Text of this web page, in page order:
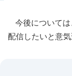
今後については
配信したいと意